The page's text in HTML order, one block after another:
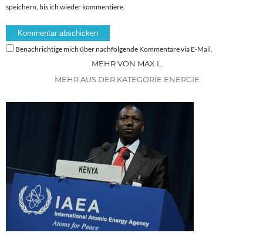
speichern, bis ich wieder kommentiere.
Benachrichtige mich über nachfolgende Kommentare via E-Mail.
MEHR VON MAX L.
MEHR AUS DER KATEGORIE ENERGIE